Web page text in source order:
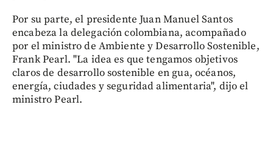
Por su parte, el presidente Juan Manuel Santos
encabeza la delegación colombiana, acompañado
por el ministro de Ambiente y Desarrollo Sostenible,
Frank Pearl. "La idea es que tengamos objetivos
claros de desarrollo sostenible en gua, océanos,
energía, ciudades y seguridad alimentaria", dijo el
ministro Pearl.